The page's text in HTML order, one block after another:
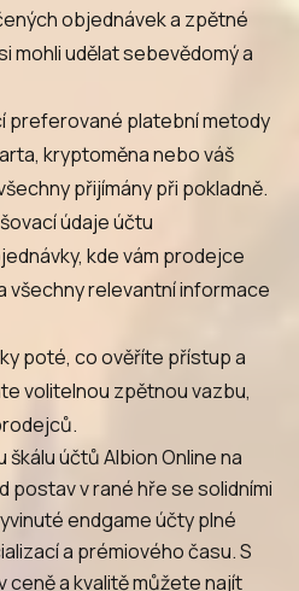
objednávek a zpětné
mohli udělat sebevědomý a
preferované platební metody
kryptoměna nebo váš
přijímány při pokladně.
údaje účtu
kde vám prodejce
všechny relevantní informace
poté, co ověříte přístup a
volitelnou zpětnou vazbu,
účtů Albion Online na
postav v rané hře se solidními
endgame účty plné
a prémiového času. S
ceně a kvalitě můžete najít